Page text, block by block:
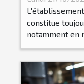
constitue
notamment en